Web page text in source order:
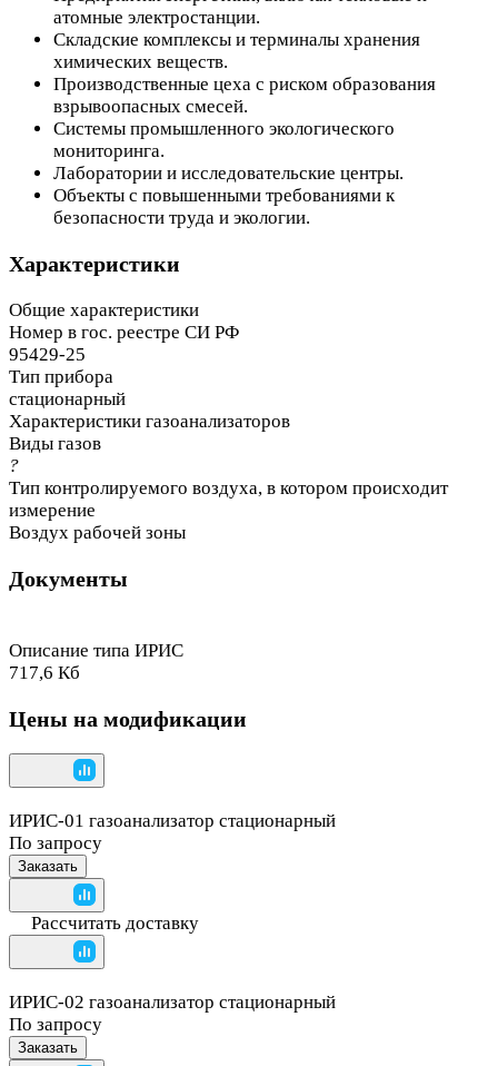
атомные электростанции.
Складские комплексы и терминалы хранения
химических веществ.
Производственные цеха с риском образования
взрывоопасных смесей.
Системы промышленного экологического
мониторинга.
Лаборатории и исследовательские центры.
Объекты с повышенными требованиями к
безопасности труда и экологии.
Характеристики
Общие характеристики
Номер в гос. реестре СИ РФ
95429-25
Тип прибора
стационарный
Характеристики газоанализаторов
Виды газов
?
Тип контролируемого воздуха, в котором происходит
измерение
Воздух рабочей зоны
Документы
Описание типа ИРИС
717,6 Кб
Цены на модификации
ИРИС-01 газоанализатор стационарный
По запросу
Заказать
Рассчитать доставку
ИРИС-02 газоанализатор стационарный
По запросу
Заказать